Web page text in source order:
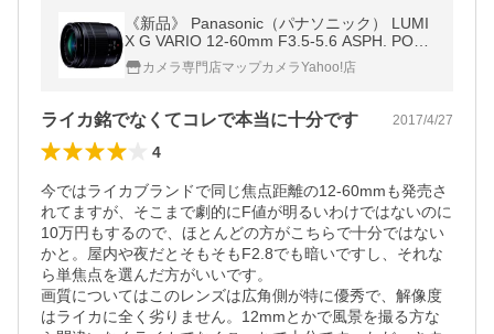
《新品》 Panasonic（パナソニック） LUMI
X G VARIO 12-60mm F3.5-5.6 ASPH. POW
ER O.I.S
カメラ専門店マップカメラYahoo!店
ライカ銘でなくてコレで本当に十分です 2017/4/27
4
今ではライカブランドで同じ焦点距離の12-60mmも発売さ
れてますが、そこまで劇的にF値が明るいわけではないのに
10万円もするので、ほとんどの方がこちらで十分ではない
かと。屋内や夜だとそもそもF2.8でも暗いですし、それな
ら単焦点を選んだ方がいいです。
画質についてはこのレンズは広角側が特に優秀で、解像度
はライカに全く劣りません。12mmとかで風景を撮る方な